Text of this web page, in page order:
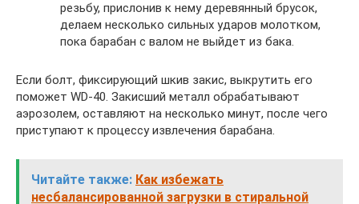
резьбу, прислонив к нему деревянный брусок,
делаем несколько сильных ударов молотком,
пока барабан с валом не выйдет из бака.
Если болт, фиксирующий шкив закис, выкрутить его
поможет WD-40. Закисший металл обрабатывают
аэрозолем, оставляют на несколько минут, после чего
приступают к процессу извлечения барабана.
Читайте также: Как избежать
несбалансированной загрузки в стиральной